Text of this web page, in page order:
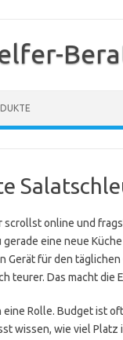
scrollst online und
eine neue
für den
teurer. Das macht die
Rolle. Budget ist
wissen, wie viel